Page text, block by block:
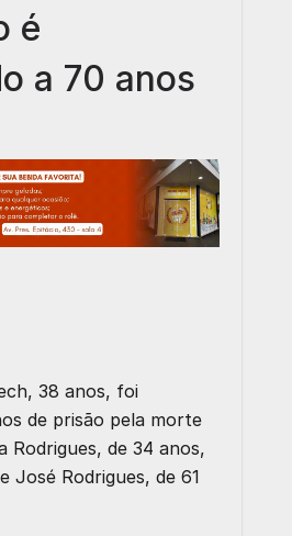
é
a 70 anos
38 anos, foi
de prisão pela morte
Rodrigues, de 34 anos,
José Rodrigues, de 61